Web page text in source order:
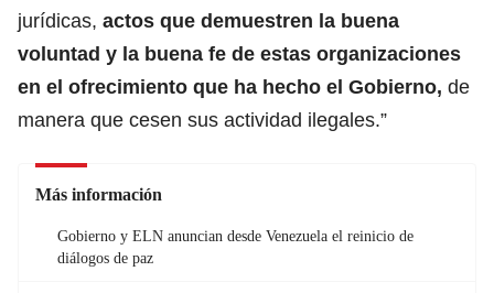
jurídicas, actos que demuestren la buena
voluntad y la buena fe de estas organizaciones
en el ofrecimiento que ha hecho el Gobierno, de
manera que cesen sus actividad ilegales.”
Más información
Gobierno y ELN anuncian desde Venezuela el reinicio de
diálogos de paz